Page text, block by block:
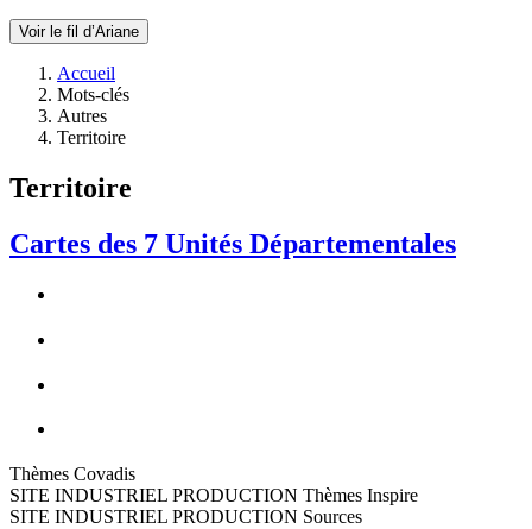
Voir le fil d’Ariane
Accueil
Mots-clés
Autres
Territoire
Territoire
Cartes des 7 Unités Départementales
Thèmes Covadis
SITE INDUSTRIEL PRODUCTION Thèmes Inspire
SITE INDUSTRIEL PRODUCTION Sources